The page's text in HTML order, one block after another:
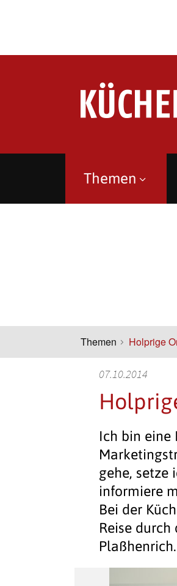
Themen
Themen Holprige
07.10.2014
Ich bin eine
gehe, setze
informiere
Bei der
Reise
Plaßhenrich.